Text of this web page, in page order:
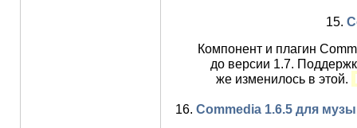
15.
Компонент и плагин
до версии 1.7.
же изменилось в этой.
16. Commedia 1.6.5 для